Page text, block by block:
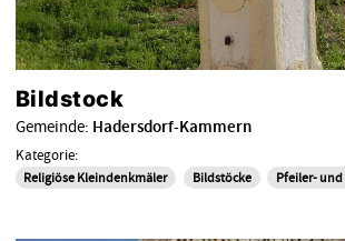
Bildstock
Gemeinde: Hadersdorf-Kammern
Kategorie:
Religiöse Kleindenkmäler
Bildstöcke Pfeiler-